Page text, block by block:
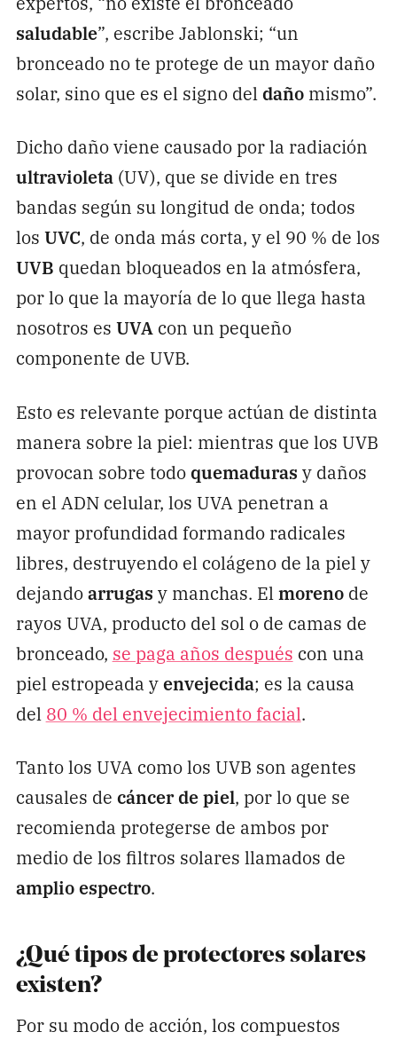
saludable”, escribe Jablonski; “un
bronceado no te protege de un mayor daño
solar, sino que es el signo deldañomismo”.
Dicho daño viene causado por la radiación
ultravioleta(UV), que se divide en tres
bandas según su longitud de onda; todos
los UVC, de onda más corta, y el 90 % de los
UVB quedan bloqueados en la atmósfera,
por lo que la mayoría de lo que llega hasta
nosotros es UVAcon un pequeño
componente de UVB.
Esto es relevante porque actúan de distinta
manera sobre la piel: mientras que los UVB
provocan sobre todoquemaduras y daños
en el ADN celular, los UVA penetran a
mayor profundidad formando radicales
libres, destruyendo el colágeno de la piel y
dejandoarrugas y manchas. El morenode
rayos UVA, producto del sol o de camas de
bronceado, se paga años después con una
piel estropeada yenvejecida; es la causa
del 80 % del envejecimiento facial.
Tanto los UVA como los UVB son agentes
causales de cáncer de piel, por lo que se
recomienda protegerse de ambos por
medio de los filtros solares llamados de
amplio espectro.
¿Qué tipos de protectores solares
existen?
Por su modo de acción, los compuestos